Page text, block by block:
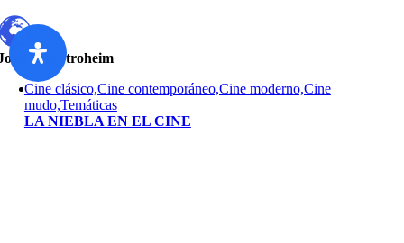
von Stroheim
Cine clásico,Cine contemporáneo,Cine moderno,Cine
mudo,Temáticas
LA NIEBLA EN EL CINE